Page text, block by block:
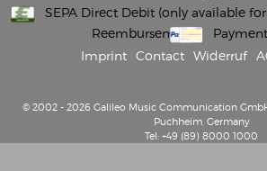
SEPA Direct Debit (only available
Reembursement
Imprint
Contact Widerruf
© 2002 - 2026 Galileo Music Communication
Puchheim, Germany
Tel: +49 (89) 8000 1000